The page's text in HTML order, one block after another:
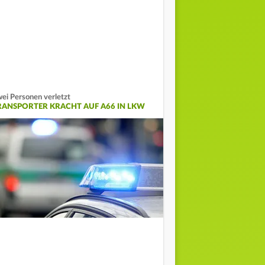
Personen verletzt
KRACHT AUF A66 IN LKW